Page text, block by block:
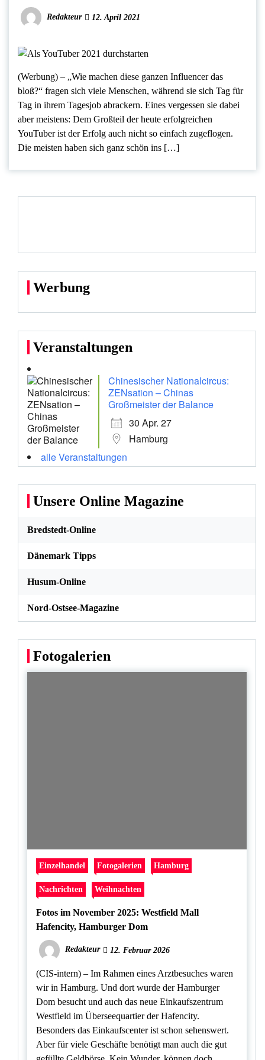
Redakteur 12. April 2021
(Werbung) – „Wie machen diese ganzen Influencer das
bloß?“ fragen sich viele Menschen, während sie sich Tag für
Tag in ihrem Tagesjob abrackern. Eines vergessen sie dabei
aber meistens: Dem Großteil der heute erfolgreichen
YouTuber ist der Erfolg auch nicht so einfach zugeflogen.
Die meisten haben sich ganz schön ins […]
Werbung
Veranstaltungen
Chinesischer Nationalcircus:
ZENsation – Chinas
Großmeister der Balance
30 Apr. 27
Hamburg
alle Veranstaltungen
Unsere Online Magazine
Bredstedt-Online
Dänemark Tipps
Husum-Online
Nord-Ostsee-Magazine
Fotogalerien
Einzelhandel Fotogalerien Hamburg
Nachrichten Weihnachten
Fotos im November 2025: Westfield Mall
Hafencity, Hamburger Dom
Redakteur 12. Februar 2026
(CIS-intern) – Im Rahmen eines Arztbesuches waren
wir in Hamburg. Und dort wurde der Hamburger
Dom besucht und auch das neue Einkaufszentrum
Westfield im Überseequartier der Hafencity.
Besonders das Einkaufscenter ist schon sehenswert.
Aber für viele Geschäfte benötigt man auch die gut